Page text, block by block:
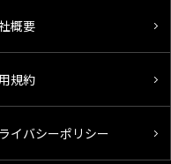
概要
規約
イバシーポリシー